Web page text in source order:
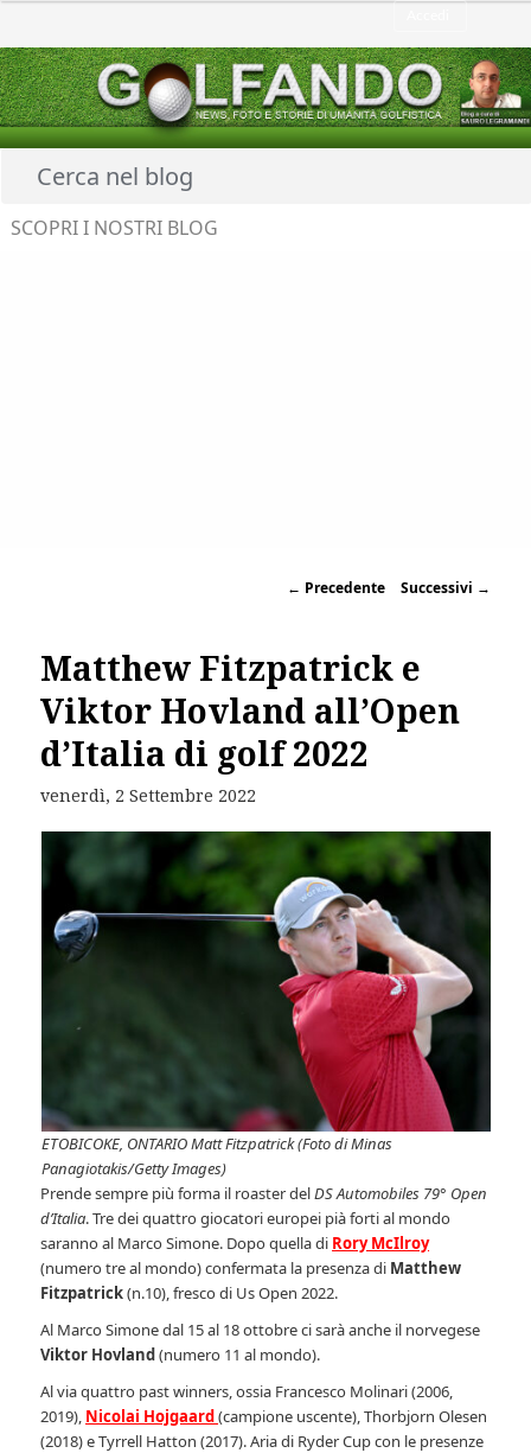
← Precedente Successivi →
Matthew Fitzpatrick e
Viktor Hovland all’Open
d’Italia di golf 2022
venerdì, 2 Settembre 2022
ETOBICOKE, ONTARIO Matt Fitzpatrick (Foto di Minas
Panagiotakis/Getty Images)
Prende sempre più forma il roaster delDS Automobiles 79° Open
d’Italia. Tre dei quattro giocatori europei pià forti al mondo
saranno al Marco Simone. Dopo quella di Rory McIlroy
(numero tre al mondo) confermata la presenza di Matthew
Fitzpatrick(n.10), fresco di Us Open 2022.
Al Marco Simone dal 15 al 18 ottobre ci sarà anche il norvegese
Viktor Hovland(numero 11 al mondo).
Al via quattro past winners, ossia Francesco Molinari (2006,
2019), Nicolai Hojgaard(campione uscente), Thorbjorn Olesen
(2018) e Tyrrell Hatton (2017). Aria di Ryder Cup con le presenze